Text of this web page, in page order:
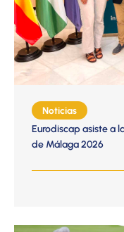
Noticias
Eurodiscap asiste a
de Málaga 2026